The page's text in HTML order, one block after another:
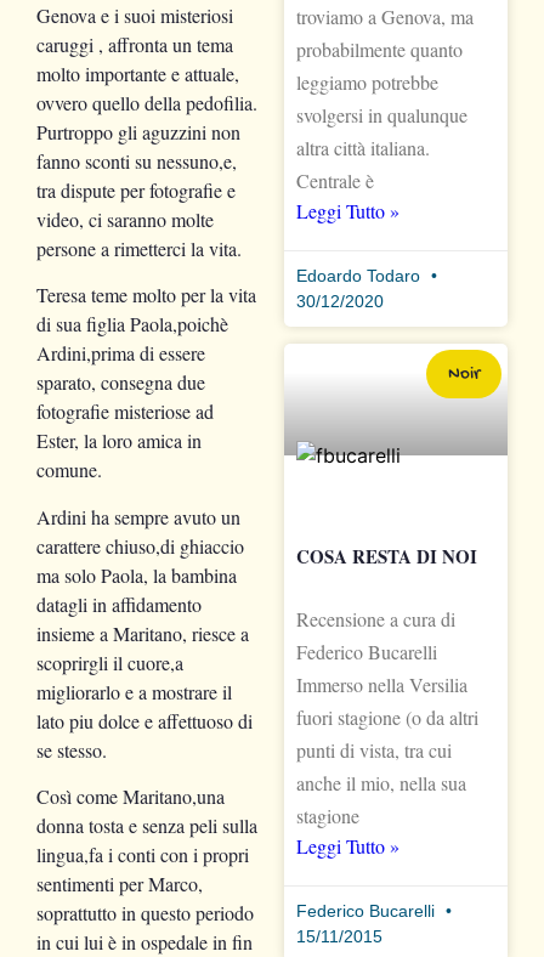
Genova e i suoi misteriosi
caruggi , affronta un tema
molto importante e attuale,
ovvero quello della pedofilia.
Purtroppo gli aguzzini non
fanno sconti su nessuno,e,
tra dispute per fotografie e
video, ci saranno molte
persone a rimetterci la vita.
Teresa teme molto per la vita
di sua figlia Paola,poichè
Ardini,prima di essere
sparato, consegna due
fotografie misteriose ad
Ester, la loro amica in
comune.
Ardini ha sempre avuto un
carattere chiuso,di ghiaccio
ma solo Paola, la bambina
datagli in affidamento
insieme a Maritano, riesce a
scoprirgli il cuore,a
migliorarlo e a mostrare il
lato piu dolce e affettuoso di
se stesso.
Così come Maritano,una
donna tosta e senza peli sulla
lingua,fa i conti con i propri
sentimenti per Marco,
soprattutto in questo periodo
in cui lui è in ospedale in fin
troviamo a Genova, ma
probabilmente quanto
leggiamo potrebbe
svolgersi in qualunque
altra città italiana.
Centrale è
Leggi Tutto »
Edoardo Todaro
30/12/2020
Noir
COSA RESTA DI NOI
Recensione a cura di
Federico Bucarelli
Immerso nella Versilia
fuori stagione (o da altri
punti di vista, tra cui
anche il mio, nella sua
stagione
Leggi Tutto »
Federico Bucarelli
15/11/2015